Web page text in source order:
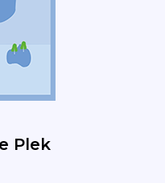
Plek